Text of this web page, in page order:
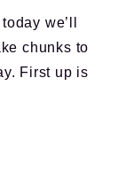
we’ll
chunks to
First up is